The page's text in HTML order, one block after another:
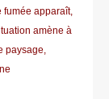
apparaît,
amène à
paysage,